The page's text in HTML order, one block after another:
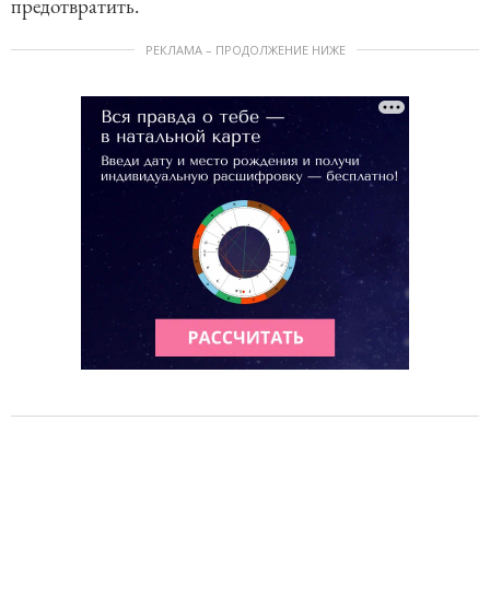
предотвратить.
РЕКЛАМА – ПРОДОЛЖЕНИЕ НИЖЕ